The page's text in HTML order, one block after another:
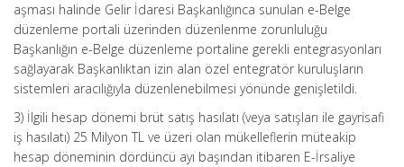
aşması halinde Gelir İdaresi Başkanlığınca sunulan e-Belge
düzenleme portali üzerinden düzenlenme zorunluluğu
Başkanlığın e-Belge düzenleme portaline gerekli entegrasyonları
sağlayarak Başkanlıktan izin alan özel entegratör kuruluşların
sistemleri aracılığıyla düzenlenebilmesi yönünde genişletildi.
3) İlgili hesap dönemi brüt satış hasılatı (veya satışları ile gayrisafi
iş hasılatı) 25 Milyon TL ve üzeri olan mükelleflerin müteakip
hesap döneminin dördüncü ayı başından itibaren E-İrsaliye